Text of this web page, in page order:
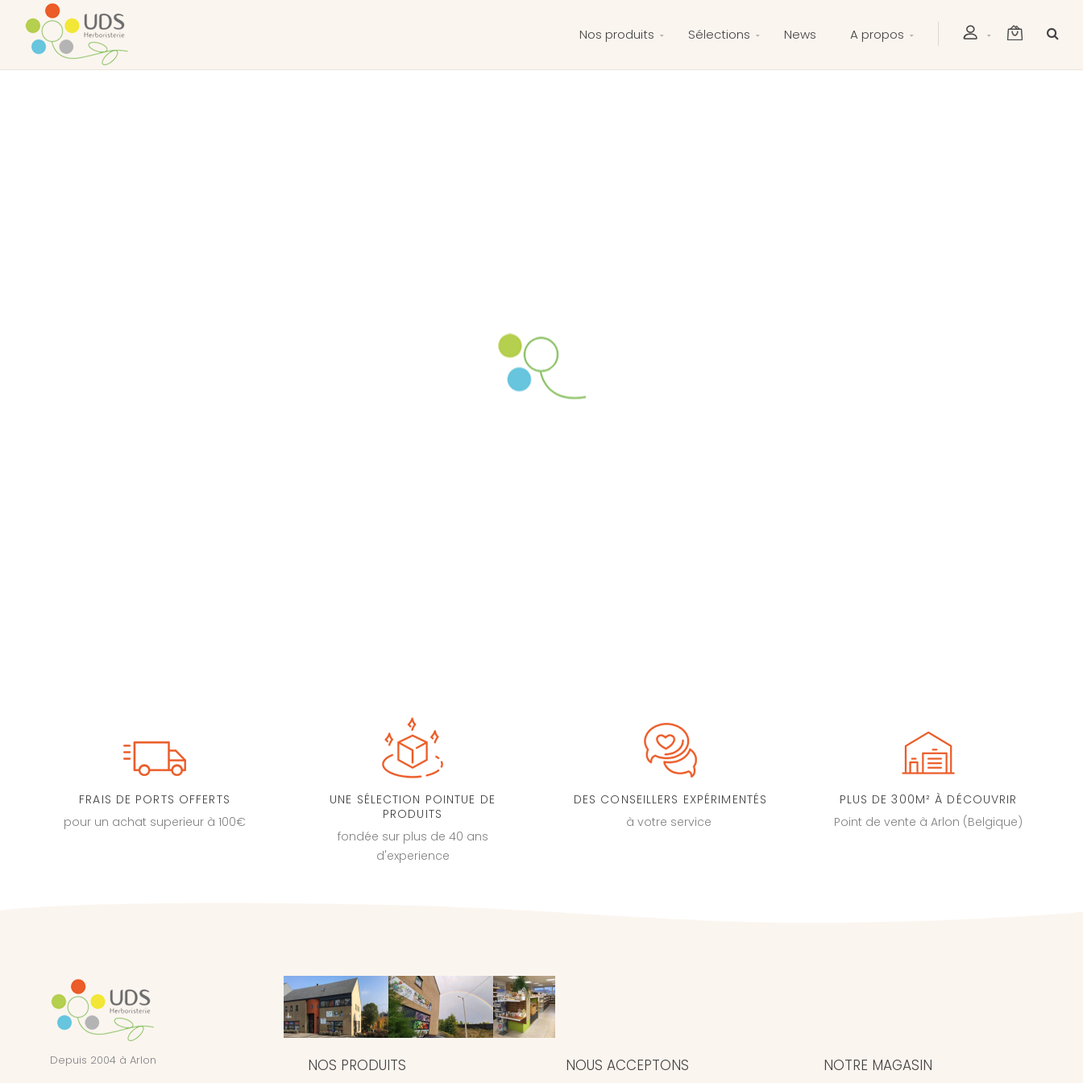
Nos produits Sélections News A propos
FRAIS DE PORTS OFFERTS
pour un achat superieur à 100€
UNE SÉLECTION POINTUE DE
PRODUITS
fondée sur plus de 40 ans
d'experience
DES CONSEILLERS EXPÉRIMENTÉS
à votre service
PLUS DE 300M² À DÉCOUVRIR
Point de vente à Arlon (Belgique)
Depuis 2004 à Arlon NOS PRODUITS NOUS ACCEPTONS NOTRE MAGASIN